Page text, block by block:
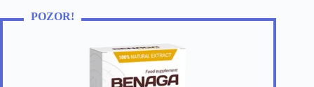
POZOR!